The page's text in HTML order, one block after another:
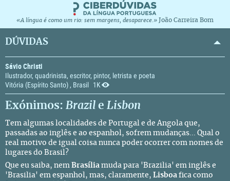
«A língua é como um rio: sem margens, desaparece.» João Carreira Bom
DÚVIDAS
Sávio Christi
Ilustrador, quadrinista, escritor, pintor, letrista e poeta
Vitória (Espírito Santo) , Brasil
1K
Exónimos: Brazil e Lisbon
Tem algumas localidades de Portugal e de Angola que,
passadas ao inglês e ao espanhol, sofrem mudanças... Qual o
real motivo de igual coisa nunca poder ocorrer com nomes de
lugares do Brasil?
Que eu saiba, nem Brasília muda para 'Brazilia' em inglês e
'Brasilia' em espanhol, mas, claramente, Lisboa fica como